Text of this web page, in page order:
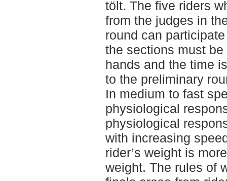
tölt. The five riders
from the judges in
round can
the sections must
hands and the time
to the preliminary
In medium to fast
physiological
physiological
with increasing
rider’s weight is
weight. The rules of